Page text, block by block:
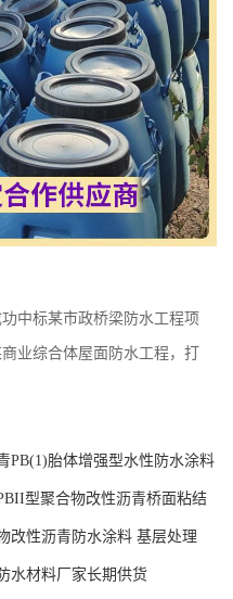
中标某市政桥梁防水工程项
业综合体屋面防水工程，打
PB(1)胎体增强型水性防水涂料
型聚合物改性沥青桥面粘结
改性沥青防水涂料 基层处理
水材料厂家长期供货